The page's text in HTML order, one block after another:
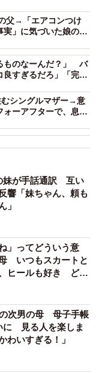
現場の清掃など
月にご依頼のあっ
件です。
に引っ越すにあた
だきました。
実家で、ご依頼時
ゴミが拡がってい
作業を開始したと
和室のゴミを「テ
いる中、何重にも
、スタッフが床
父→「エアコンつけ
」に気づいた娘の熱
ものなーんだ？」 バ
良すぎるだろ」「完璧
むシングルマザー→意
ーアフターで、息子
妹が手話通訳 互い
響「妹ちゃん、頼も
」
」ってどういう意
いつもスカートと
ヒールも好き どの
次男の母 母子手帳
に 見る人を楽しま
わいすぎる！」